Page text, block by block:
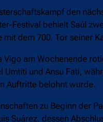
den
Festival behielt Saúl
dem 700. Tor seiner
Vigo am Wochenende
Umtiti und Ansu Fati,
Auftritte belohnt wurde.
zu Beginn der
Suárez, dessen